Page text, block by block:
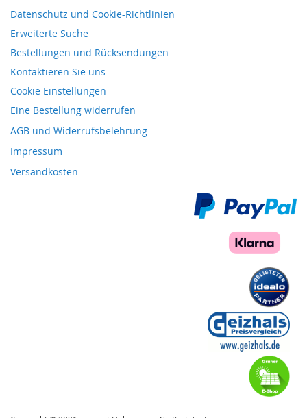
Datenschutz und Cookie-Richtlinien
Erweiterte Suche
Bestellungen und Rücksendungen
Kontaktieren Sie uns
Cookie Einstellungen
Eine Bestellung widerrufen
AGB und Widerrufsbelehrung
Impressum
Versandkosten